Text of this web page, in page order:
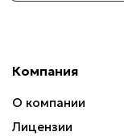
Компания
О компании
Лицензии